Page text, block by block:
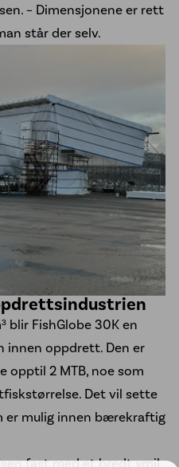
– Dimensjonene er rett
står der selv.
blir FishGlobe 30K en
innen oppdrett. Den er
opptil 2 MTB, noe som
Det vil sette
er mulig innen bærekraftig
fast med et bredt smil.